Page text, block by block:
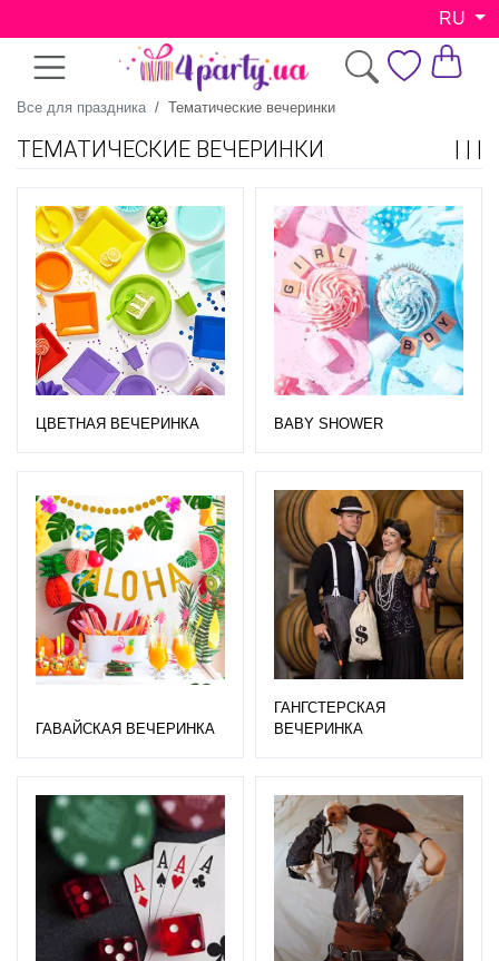
RU
Все для праздника Тематические вечеринки
ТЕМАТИЧЕСКИЕ ВЕЧЕРИНКИ
ЦВЕТНАЯ ВЕЧЕРИНКА BABY SHOWER
ГАВАЙСКАЯ ВЕЧЕРИНКА
ГАНГСТЕРСКАЯ
ВЕЧЕРИНКА